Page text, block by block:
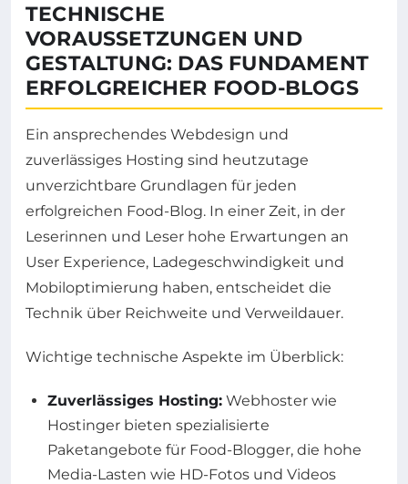
TECHNISCHE
VORAUSSETZUNGEN UND
GESTALTUNG: DAS FUNDAMENT
ERFOLGREICHER FOOD-BLOGS
Ein ansprechendes Webdesign und
zuverlässiges Hosting sind heutzutage
unverzichtbare Grundlagen für jeden
erfolgreichen Food-Blog. In einer Zeit, in der
Leserinnen und Leser hohe Erwartungen an
User Experience, Ladegeschwindigkeit und
Mobiloptimierung haben, entscheidet die
Technik über Reichweite und Verweildauer.
Wichtige technische Aspekte im Überblick:
Zuverlässiges Hosting: Webhoster wie
Hostinger bieten spezialisierte
Paketangebote für Food-Blogger, die hohe
Media-Lasten wie HD-Fotos und Videos